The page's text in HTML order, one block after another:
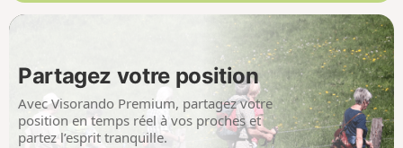
a
t
i
o
n
l
e
c
h
a
m
p
r
d
e
m
o
i
Partagez votre position
Avec Visorando Premium, partagez votre
position en temps réel à vos proches et
partez l’esprit tranquille.